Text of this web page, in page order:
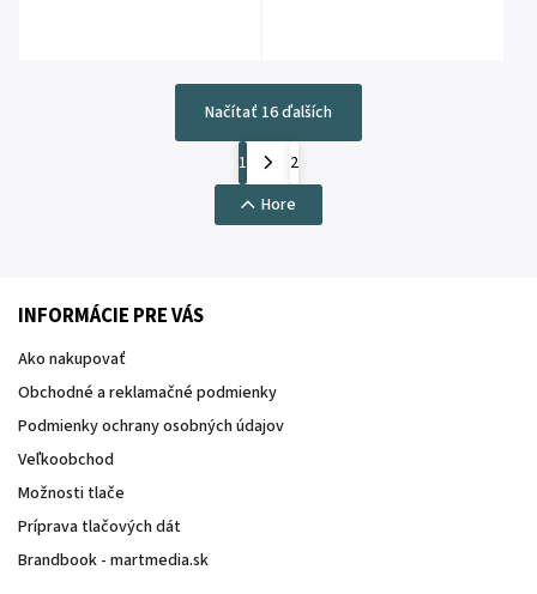
Načítať 16 ďalších
1
2
Hore
INFORMÁCIE PRE VÁS
Ako nakupovať
Obchodné a reklamačné podmienky
Podmienky ochrany osobných údajov
Veľkoobchod
Možnosti tlače
Príprava tlačových dát
Brandbook - martmedia.sk